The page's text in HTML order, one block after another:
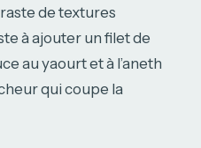
de textures
à ajouter un filet de
au yaourt et à l’aneth
qui coupe la